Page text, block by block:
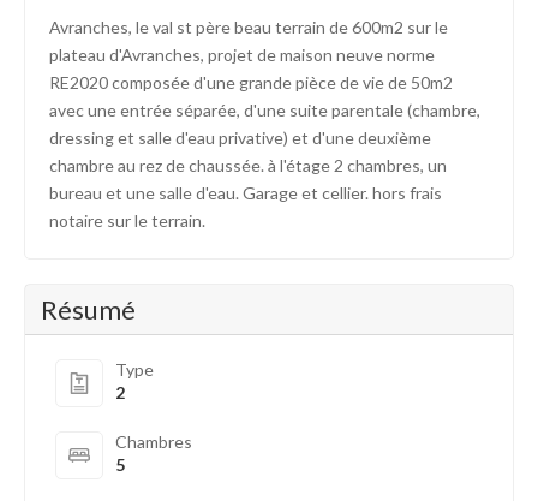
Avranches, le val st père beau terrain de 600m2 sur le
plateau d'Avranches, projet de maison neuve norme
RE2020 composée d'une grande pièce de vie de 50m2
avec une entrée séparée, d'une suite parentale (chambre,
dressing et salle d'eau privative) et d'une deuxième
chambre au rez de chaussée. à l'étage 2 chambres, un
bureau et une salle d'eau. Garage et cellier. hors frais
notaire sur le terrain.
Résumé
Type
2
Chambres
5